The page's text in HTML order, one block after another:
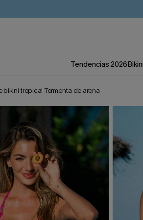
Tendencias 2026
bikini tropical Tormenta de arena